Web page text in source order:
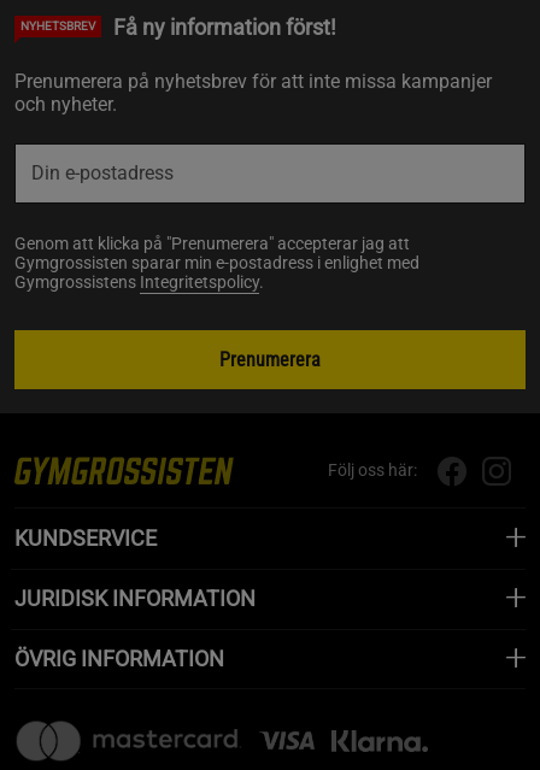
NYHETSBREV Få ny information först!
Prenumerera på nyhetsbrev för att inte missa kampanjer
och nyheter.
Genom att klicka på "Prenumerera" accepterar jag att
Gymgrossisten sparar min e-postadress i enlighet med
Gymgrossistens Integritetspolicy.
Prenumerera
Följ oss här:
KUNDSERVICE
JURIDISK INFORMATION
ÖVRIG INFORMATION